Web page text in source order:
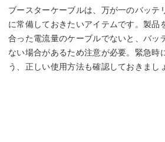
ブースターケーブルは、万が一のバッテ
に常備しておきたいアイテムです。製品
合った電流量のケーブルでないと、バッ
ない場合があるため注意が必要。緊急時
う、正しい使用方法も確認しておきまし